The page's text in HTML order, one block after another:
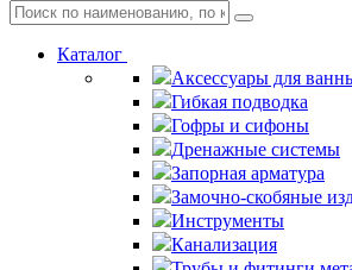
Каталог
Аксессуары для
Гибкая подводка
Гофры и сифоны
Дренажные системы
Запорная арматура
Замочно-скобяные
Инструменты
Канализация